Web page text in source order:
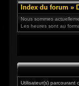
Index du forum »
Nous sommes
Les heures sont au
Utilisateur(s) parcourant